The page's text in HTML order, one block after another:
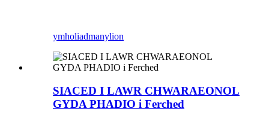
ymholiadmanylion
SIACED I LAWR CHWARAEONOL
GYDA PHADIO i Ferched